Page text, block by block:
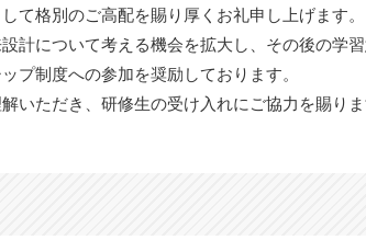
て格別のご高配を賜り厚くお礼申し上げます。
計について考える機会を拡大し、その後の学
プ制度への参加を奨励しております。
いただき、研修生の受け入れにご協力を賜り